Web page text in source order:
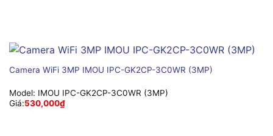
Camera WiFi 3MP IMOU IPC-GK2CP-3C0WR (3MP)
Model: IMOU IPC-GK2CP-3C0WR (3MP)
Giá:530,000₫